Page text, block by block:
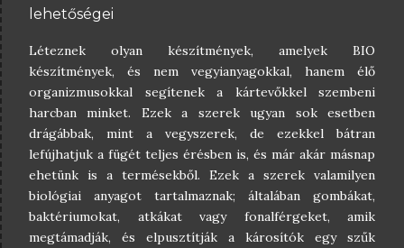
lehetőségei
Léteznek olyan készítmények, amelyek BIO
készítmények, és nem vegyianyagokkal, hanem élő
organizmusokkal segítenek a kártevőkkel szembeni
harcban minket. Ezek a szerek ugyan sok esetben
drágábbak, mint a vegyszerek, de ezekkel bátran
lefújhatjuk a fügét teljes érésben is, és már akár másnap
ehetünk is a termésekből. Ezek a szerek valamilyen
biológiai anyagot tartalmaznak; általában gombákat,
baktériumokat, atkákat vagy fonalférgeket, amik
megtámadják, és elpusztítják a károsítók egy szűk